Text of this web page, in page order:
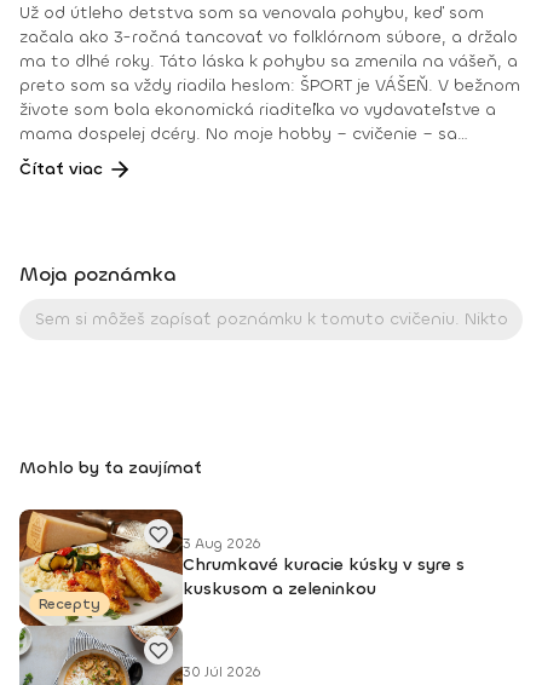
Už od útleho detstva som sa venovala pohybu, keď som
začala ako 3-ročná tancovať vo folklórnom súbore, a držalo
ma to dlhé roky. Táto láska k pohybu sa zmenila na vášeň, a
preto som sa vždy riadila heslom: ŠPORT je VÁŠEŇ. V bežnom
živote som bola ekonomická riaditeľka vo vydavateľstve a
mama dospelej dcéry. No moje hobby – cvičenie – sa
dostávalo do popredia už dlhé roky. Takmer dennodenne
som viedla skupinové tréningy a pre svojich klientov som
ocenením bola vždy pre mňa pozitívna spätná väzba od
• Kondičný tréner 1. kv. stupňa • Certifikovaná lektorka
Čítať viac
Moja poznámka
Mohlo by ťa zaujímať
Recepty
3 Aug 2026
Chrumkavé kuracie kúsky v syre s
kuskusom a zeleninkou
30 Júl 2026